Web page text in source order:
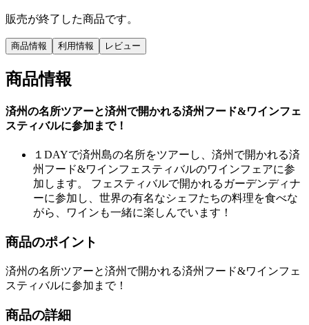
販売が終了した商品です。
商品情報 利用情報 レビュー
商品情報
済州の名所ツアーと済州で開かれる済州フード&ワインフェ
スティバルに参加まで！
１DAYで済州島の名所をツアーし、済州で開かれる済
州フード&ワインフェスティバルのワインフェアに参
加します。 フェスティバルで開かれるガーデンディナ
ーに参加し、世界の有名なシェフたちの料理を食べな
がら、ワインも一緒に楽しんでいます！
商品のポイント
済州の名所ツアーと済州で開かれる済州フード&ワインフェ
スティバルに参加まで！
商品の詳細